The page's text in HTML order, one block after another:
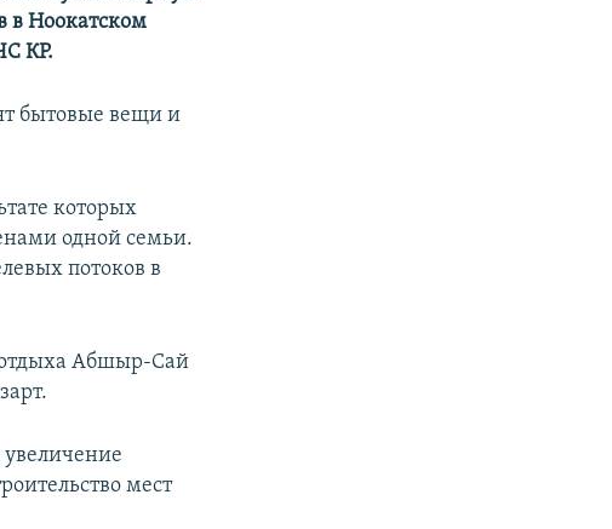
в Ноокатском
КР.
бытовые вещи и
которых
одной семьи.
потоков в
отдыха Абшыр-Сай
мест